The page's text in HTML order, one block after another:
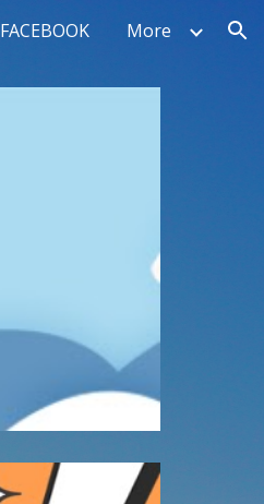
FACEBOOK More